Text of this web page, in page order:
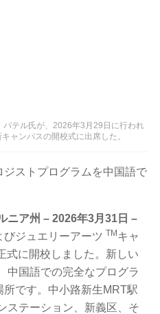
テル氏が、2026年3月29日に行われ
ャンパスの開校式に出席した。
ストプログラムを中国語で
ニア州 – 2026年3月31日 –
ジュエリーアーツ TM キャ
式に開校しました。新しい
中国語での完全なプログラ
所です。中小路新生MRT駅
ステーション、新義区、そ